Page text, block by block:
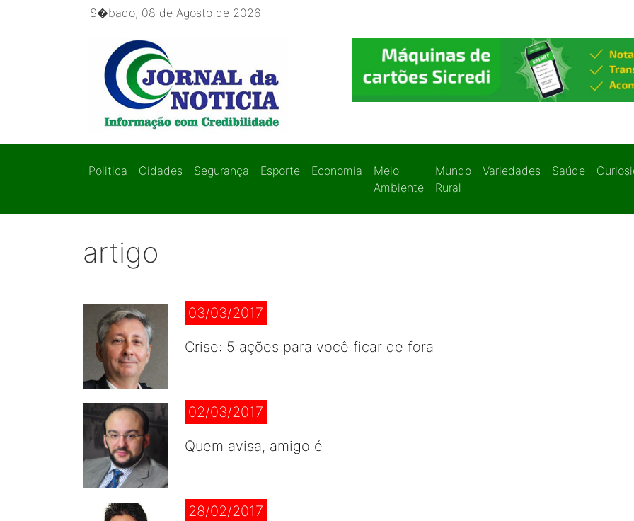
S�bado, 08 de Agosto de 2026
Politica Cidades Segurança Esporte Economia
Meio
Ambiente
Mundo
Rural
Variedades Saúde
artigo
03/03/2017
Crise: 5 ações para você ficar de fora
02/03/2017
Quem avisa, amigo é
28/02/2017